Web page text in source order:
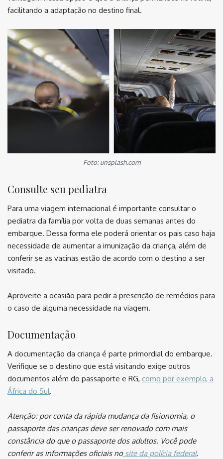
facilitando a adaptação no destino final.
Foto: unsplash.com
Consulte seu pediatra
Para uma viagem internacional é importante consultar o
pediatra da família por volta de duas semanas antes do
embarque. Dessa forma ele poderá orientar os pais caso haja
necessidade de aumentar a imunização da criança, além de
conferir se as vacinas estão de acordo com o destino a ser
visitado.
Aproveite a ocasião para pedir a prescrição de remédios para
o caso de alguma necessidade na viagem.
Documentação
A documentação da criança é parte primordial do embarque.
Verifique se o destino que está visitando exige outros
documentos além do passaporte e RG, como por exemplo, a
África do Sul.
Atenção: por conta da rápida mudança da fisionomia, o
passaporte das crianças deve ser renovado com mais
constância do que o passaporte dos adultos. Você pode
conferir as informações oficiais nosite da polícia federal.